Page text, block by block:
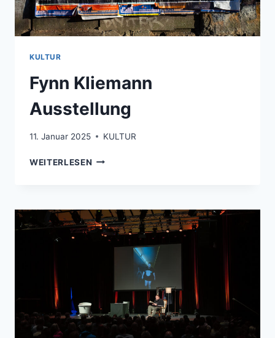
KULTUR
Fynn Kliemann
Ausstellung
11. Januar 2025 KULTUR
WEITERLESEN FYNN